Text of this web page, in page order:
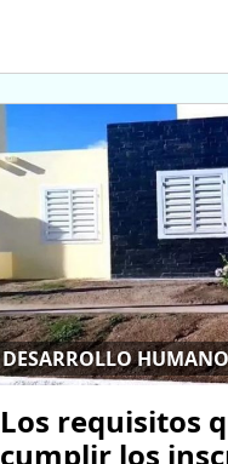
DESARROLLO
Los requisitos
cumplir los